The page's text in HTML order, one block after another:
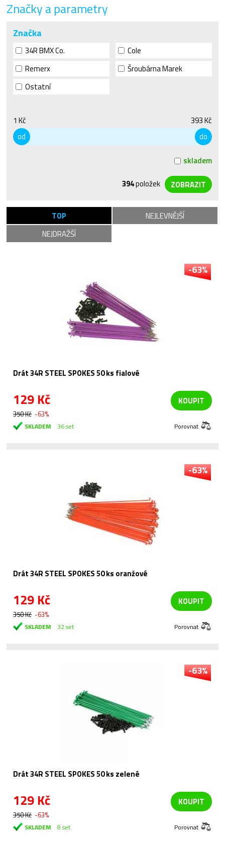
Značky a parametry
Značka
34R BMX Co.
Cole
Remerx
Šroubárna Marek
Ostatní
1 Kč
393 Kč
od
do
skladem
394položek
TOP
NEJLEVNĚJŠÍ
NEJDRAŽŠÍ
-63%
Drát 34R STEEL SPOKES 50 ks fialové
129 Kč
350 Kč -63%
KOUPIT
SKLADEM 36 set Porovnat
-63%
Drát 34R STEEL SPOKES 50 ks oranžové
129 Kč
350 Kč -63%
KOUPIT
SKLADEM 32 set Porovnat
-63%
Drát 34R STEEL SPOKES 50 ks zelené
129 Kč
350 Kč -63%
KOUPIT
SKLADEM 8 set Porovnat